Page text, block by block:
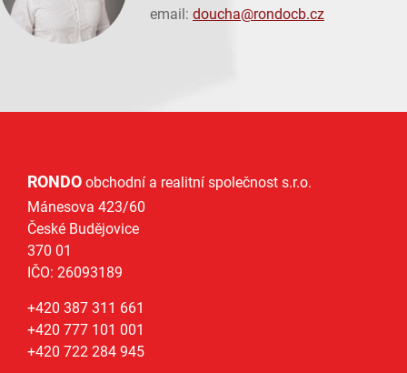
email: doucha@rondocb.cz
RONDO obchodní a realitní společnost s.r.o.
Mánesova 423/60
České Budějovice
370 01
IČO: 26093189
+420 387 311 661
+420 777 101 001
+420 722 284 945